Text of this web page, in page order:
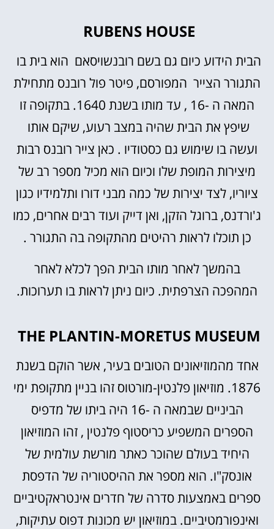
RUBENS HOUSE
הבית הידוע כיום גם בשם רובנשויסאם הוא בית בו
התגורר הצייר המפורסם, פיטר פול רובנס מתחילת
המאה ה -16 , עד מותו בשנת 1640. בתקופה זו
שיפץ את הבית שהיה במצב רעוע, שיקם אותו
ועשה בו שימוש גם כסטודיו . כאן צייר רובנס רבות
מיצירות המופת שלו וכיום הוא מכיל מספר רב של
ציוריו, לצד יצירות של כמה מבני דורו ותלמידיו כגון
ג'ורדנס, ברוגל הזקן, ואן דייק ועוד רבים אחרים, כמו
כן תוכלו לראות רהיטים מהתקופה בה התגורר .
בהמשך לאחר מותו הבית הפך לכלא לאחר
המהפכה הצרפתית. כיום ניתן לראות בו תערוכות.
THE PLANTIN-MORETUS MUSEUM
אחד מהמוזיאונים הטובים בעיר, אשר הוקם בשנת
1876. מוזיאון פלנטין-מורטוס זהו בניין מתקופת ימי
הביניים שבמאה ה -16 היה ביתו של מדפיס
הספרים המשפיע כריסטוף פלנטין , זהו המוזיאון
היחיד בעולם שהוכר כאתר מורשת עולמית של
אונסק"ו. הוא מספר את ההיסטוריה של הדפסת
ספרים באמצעות סדרה של חדרים אינטראקטיביים
ואינפורמטיביים. במוזיאון יש מכונות דפוס עתיקות,